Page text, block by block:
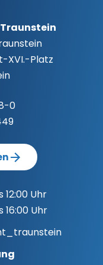
Ergebnis
Ergebniszur
130 Traunstein
des Landkreises
Petting,
BGL)
130 Traunstein
ohne:
Petting,
am See,
BGL)
am Wahltag die
Land und
Landkreis
Land
XVI.-Platz
0
12:00 Uhr
16:00 Uhr